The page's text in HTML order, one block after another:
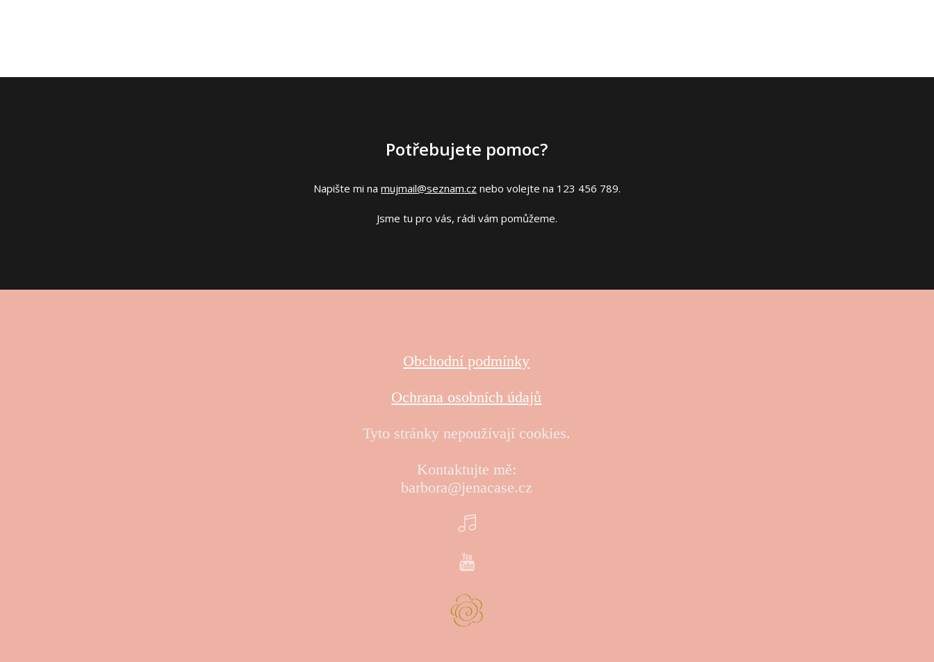
Potřebujete pomoc?
Napište mi na mujmail@seznam.cz nebo volejte na 123 456 789.
Jsme tu pro vás, rádi vám pomůžeme.
Obchodní podmínky
Ochrana osobních údajů
Tyto stránky nepoužívají cookies.
Kontaktujte mě:
barbora@jenacase.cz